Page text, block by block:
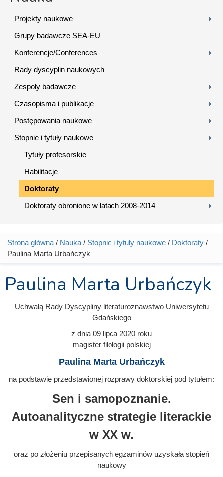
Projekty naukowe
Grupy badawcze SEA-EU
Konferencje/Conferences
Rady dyscyplin naukowych
Zespoły badawcze
Czasopisma i publikacje
Postępowania naukowe
Stopnie i tytuły naukowe
Tytuły profesorskie
Habilitacje
Doktoraty
Doktoraty obronione w latach 2008-2014
Jesteś tutaj
Strona główna / Nauka / Stopnie i tytuły naukowe / Doktoraty /
Paulina Marta Urbańczyk
Paulina Marta Urbańczyk
Uchwałą Rady Dyscypliny literaturoznawstwo Uniwersytetu
Gdańskiego
z dnia 09 lipca 2020 roku
magister filologii polskiej
Paulina Marta Urbańczyk
na podstawie przedstawionej rozprawy doktorskiej pod tytułem:
Sen i samopoznanie.
Autoanalityczne strategie literackie
w XX w.
oraz po złożeniu przepisanych egzaminów uzyskała stopień
naukowy